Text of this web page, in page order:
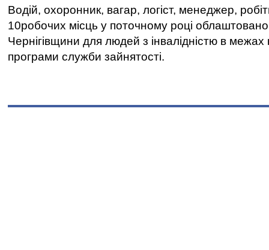
Водій, охоронник, вагар, логіст, менеджер,
10робочих місць у поточному році
Чернігівщини для людей з інвалідністю в межах
програми служби зайнятості.